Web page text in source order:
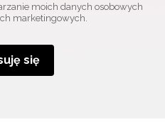
moich danych osobowych
marketingowych.
się